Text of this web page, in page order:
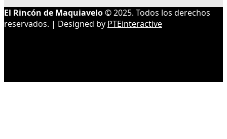
El Rincón de Maquiavelo© 2025. Todos los derechos
reservados. | Designed by PTEinteractive